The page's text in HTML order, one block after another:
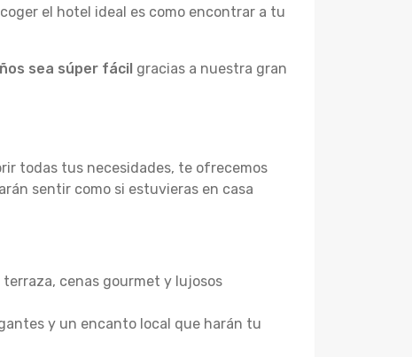
el hotel ideal es como encontrar a tu
sea súper fácil gracias a nuestra gran
todas tus necesidades, te ofrecemos
sentir como si estuvieras en casa
cenas gourmet y lujosos
y un encanto local que harán tu